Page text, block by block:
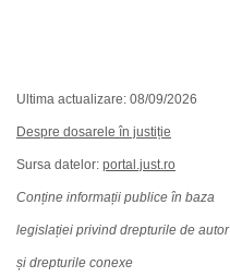
Ultima actualizare: 08/09/2026
Despre dosarele în justiție
Sursa datelor: portal.just.ro
Conține informații publice în baza
legislației privind drepturile de autor
și drepturile conexe